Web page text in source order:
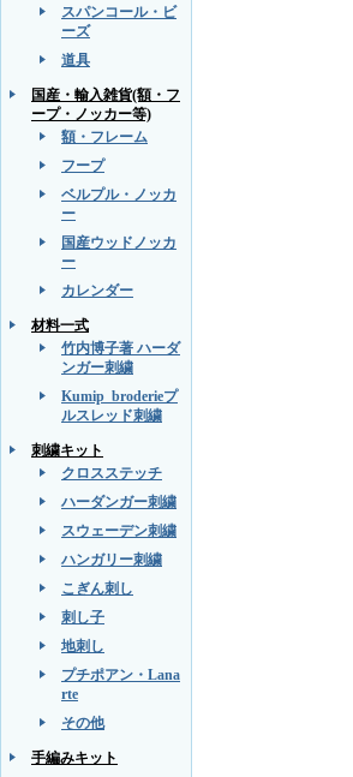
スパンコール・ビ
ーズ
道具
国産・輸入雑貨(額・フ
ープ・ノッカー等)
額・フレーム
フープ
ベルプル・ノッカ
ー
国産ウッドノッカ
ー
カレンダー
材料一式
竹内博子著 ハーダ
ンガー刺繍
Kumip_broderieプ
ルスレッド刺繍
刺繍キット
クロスステッチ
ハーダンガー刺繍
スウェーデン刺繍
ハンガリー刺繍
こぎん刺し
刺し子
地刺し
プチポアン・Lana
rte
その他
手編みキット